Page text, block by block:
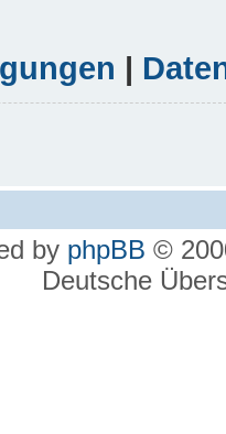
|
by phpBB ©
Deutsche